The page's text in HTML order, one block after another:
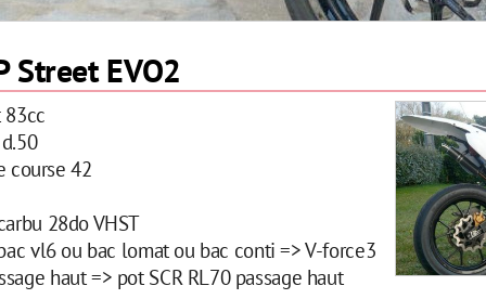
Street EVO2
83cc
course 42
28do VHST
vl6 ou bac lomat ou bac conti => V-force3
haut => pot SCR RL70 passage haut